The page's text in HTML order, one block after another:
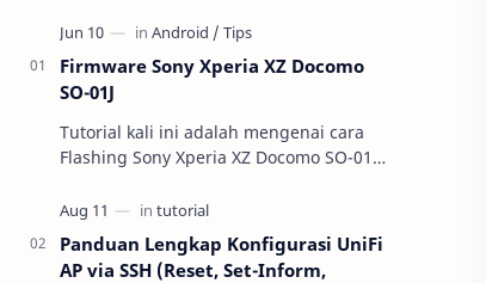
Firmware Sony Xperia XZ Docomo
SO-01J
Tutorial kali ini adalah mengenai cara
Flashing Sony Xperia XZ Docomo SO-01J.
kalian yang belu…
Panduan Lengkap Konfigurasi UniFi
AP via SSH (Reset, Set-Inform,